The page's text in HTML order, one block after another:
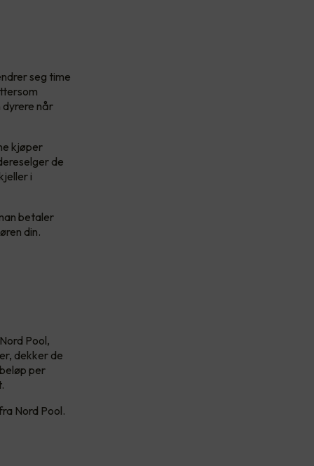
seg time
dyrere når
kjøper
de
i
betaler
din.
Pool,
dekker de
per
Nord Pool.